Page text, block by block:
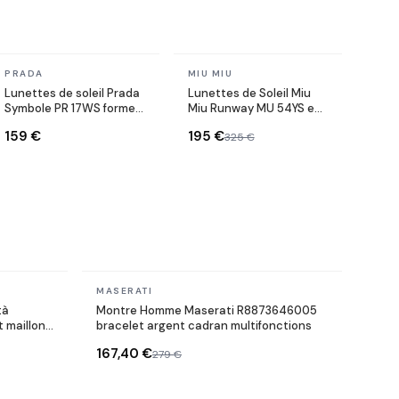
En stock
PRADA
Lunettes de soleil Prada
Symbole PR 17WS forme
159 €
En stock
MIU MIU
Lunettes de Soleil Miu
Miu Runway MU 54YS en
195 €325 €
maillons
En stock
MASERATI
Montre Homme Maserati R8873646005
bracelet argent cadran multifonctions
167,40 €279 €